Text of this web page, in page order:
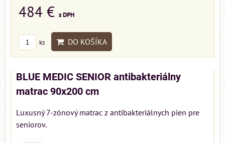
484 € s DPH
ks DO KOŠÍKA
BLUE MEDIC SENIOR antibakteriálny
matrac 90x200 cm
Luxusný 7-zónový matrac z antibakteriálnych pien pre
seniorov.